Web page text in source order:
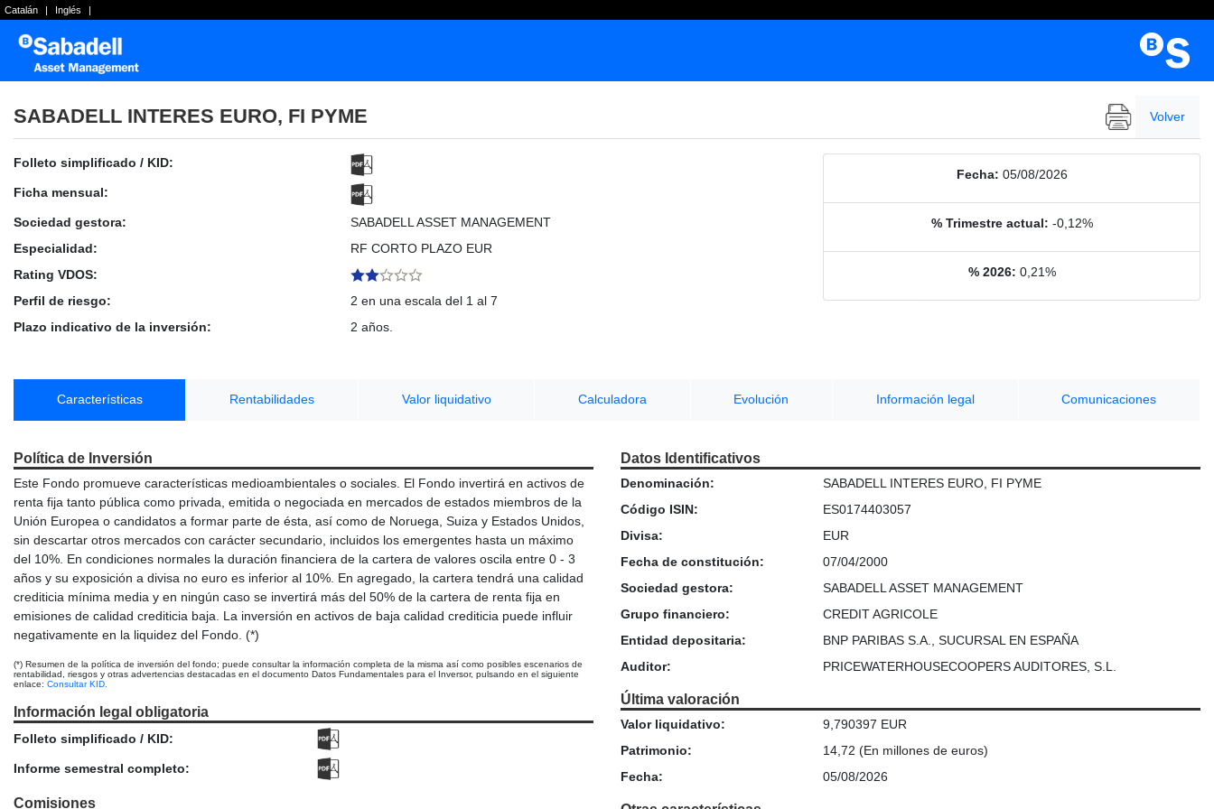
Catalán | Inglés |
SABADELL INTERES EURO, FI PYME Volver
Folleto simplificado / KID:
Ficha mensual:
Sociedad gestora:
SABADELL ASSET MANAGEMENT
Especialidad:
RF CORTO PLAZO EUR
Rating VDOS:
Perfil de riesgo:
2 en una escala del 1 al 7
Plazo indicativo de la inversión:
2 años.
Fecha: 05/08/2026
% Trimestre actual: -0,12%
% 2026: 0,21%
Características Rentabilidades Valor liquidativo Calculadora Evolución Información legal Comunicaciones
Política de Inversión
Este Fondo promueve características medioambientales o sociales. El Fondo invertirá en activos de
renta fija tanto pública como privada, emitida o negociada en mercados de estados miembros de la
Unión Europea o candidatos a formar parte de ésta, así como de Noruega, Suiza y Estados Unidos,
sin descartar otros mercados con carácter secundario, incluidos los emergentes hasta un máximo
del 10%. En condiciones normales la duración financiera de la cartera de valores oscila entre 0 - 3
años y su exposición a divisa no euro es inferior al 10%. En agregado, la cartera tendrá una calidad
crediticia mínima media y en ningún caso se invertirá más del 50% de la cartera de renta fija en
emisiones de calidad crediticia baja. La inversión en activos de baja calidad crediticia puede influir
negativamente en la liquidez del Fondo. (*)
(*) Resumen de la política de inversión del fondo; puede consultar la información completa de la misma así como posibles escenarios de
rentabilidad, riesgos y otras advertencias destacadas en el documento Datos Fundamentales para el Inversor, pulsando en el siguiente
enlace: Consultar KID.
Información legal obligatoria
Folleto simplificado / KID:
Informe semestral completo:
Comisiones
Datos Identificativos
Denominación:
SABADELL INTERES EURO, FI PYME
Código ISIN:
ES0174403057
Divisa:
EUR
Fecha de constitución:
07/04/2000
Sociedad gestora:
SABADELL ASSET MANAGEMENT
Grupo financiero:
CREDIT AGRICOLE
Entidad depositaria:
BNP PARIBAS S.A., SUCURSAL EN ESPAÑA
Auditor:
PRICEWATERHOUSECOOPERS AUDITORES, S.L.
Última valoración
Valor liquidativo:
9,790397 EUR
Patrimonio:
14,72 (En millones de euros)
Fecha:
05/08/2026